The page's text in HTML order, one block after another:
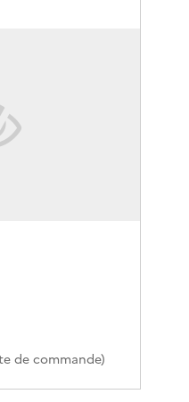
de commande)